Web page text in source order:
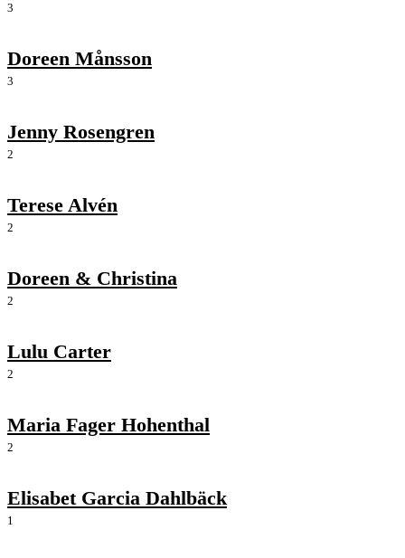
3
Doreen Månsson
3
Jenny Rosengren
2
Terese Alvén
2
Doreen & Christina
2
Lulu Carter
2
Maria Fager Hohenthal
2
Elisabet Garcia Dahlbäck
1